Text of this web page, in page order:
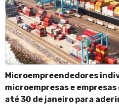
Microempreendedores
microempresas e
até 30 de janeiro para